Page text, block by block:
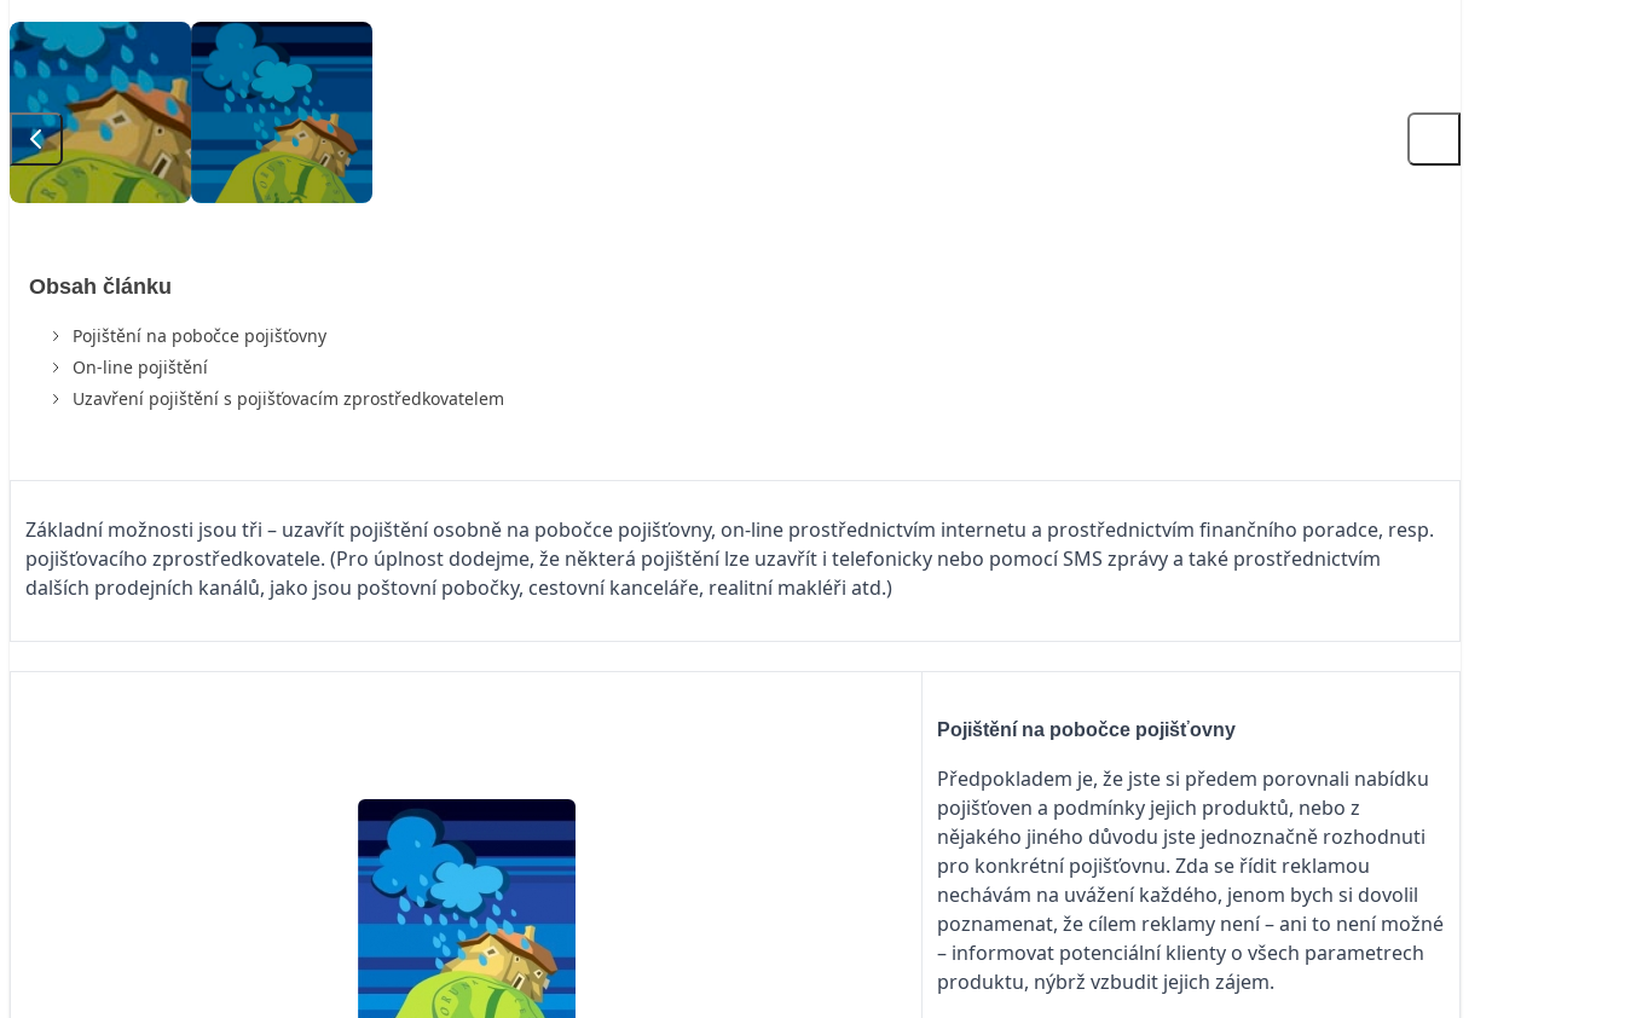
Obsah článku
Pojištění na pobočce pojišťovny
On-line pojištění
Uzavření pojištění s pojišťovacím zprostředkovatelem
Základní možnosti jsou tři – uzavřít pojištění osobně na pobočce pojišťovny, on-line prostřednictvím internetu a prostřednictvím finančního poradce, resp.
pojišťovacího zprostředkovatele. (Pro úplnost dodejme, že některá pojištění lze uzavřít i telefonicky nebo pomocí SMS zprávy a také prostřednictvím
dalších prodejních kanálů, jako jsou poštovní pobočky, cestovní kanceláře, realitní makléři atd.)
Pojištění na pobočce pojišťovny
Předpokladem je, že jste si předem porovnali nabídku
pojišťoven a podmínky jejich produktů, nebo z
nějakého jiného důvodu jste jednoznačně rozhodnuti
pro konkrétní pojišťovnu. Zda se řídit reklamou
nechávám na uvážení každého, jenom bych si dovolil
poznamenat, že cílem reklamy není – ani to není možné
– informovat potenciální klienty o všech parametrech
produktu, nýbrž vzbudit jejich zájem.